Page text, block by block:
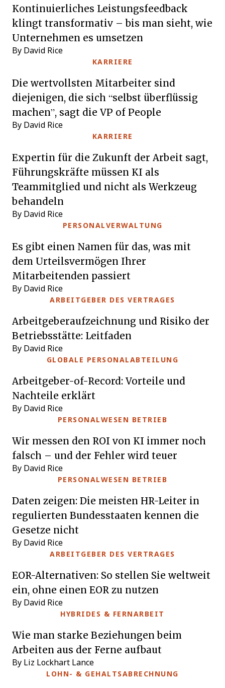
Kontinuierliches Leistungsfeedback
klingt transformativ – bis man sieht, wie
Unternehmen es umsetzen
By David Rice
KARRIERE
Die wertvollsten Mitarbeiter sind
diejenigen, die sich “selbst überflüssig
machen”, sagt die VP of People
By David Rice
KARRIERE
Expertin für die Zukunft der Arbeit sagt,
Führungskräfte müssen KI als
Teammitglied und nicht als Werkzeug
behandeln
By David Rice
PERSONALVERWALTUNG
Es gibt einen Namen für das, was mit
dem Urteilsvermögen Ihrer
Mitarbeitenden passiert
By David Rice
ARBEITGEBER DES VERTRAGES
Arbeitgeberaufzeichnung und Risiko der
Betriebsstätte: Leitfaden
By David Rice
GLOBALE PERSONALABTEILUNG
Arbeitgeber-of-Record: Vorteile und
Nachteile erklärt
By David Rice
PERSONALWESEN BETRIEB
Wir messen den ROI von KI immer noch
falsch – und der Fehler wird teuer
By David Rice
PERSONALWESEN BETRIEB
Daten zeigen: Die meisten HR-Leiter in
regulierten Bundesstaaten kennen die
Gesetze nicht
By David Rice
ARBEITGEBER DES VERTRAGES
EOR-Alternativen: So stellen Sie weltweit
ein, ohne einen EOR zu nutzen
By David Rice
HYBRIDES & FERNARBEIT
Wie man starke Beziehungen beim
Arbeiten aus der Ferne aufbaut
By Liz Lockhart Lance
LOHN- & GEHALTSABRECHNUNG